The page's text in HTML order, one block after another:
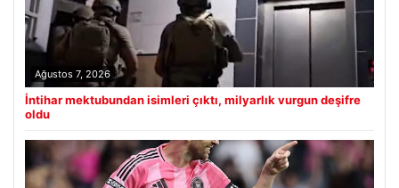
Ağustos 7, 2026
İntihar mektubundan isimleri çıktı, milyarlık vurgun deşifre
oldu